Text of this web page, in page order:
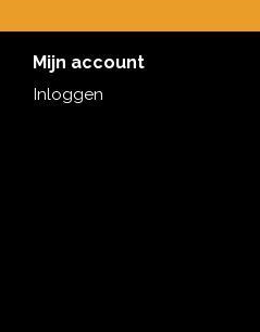
Mijn account
Inloggen